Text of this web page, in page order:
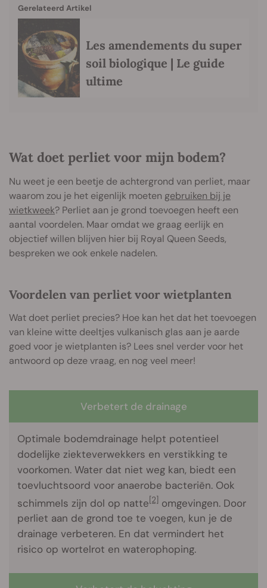
Gerelateerd Artikel
Les amendements du super
soil biologique | Le guide
ultime
Wat doet perliet voor mijn bodem?
Nu weet je een beetje de achtergrond van perliet, maar
waarom zou je het eigenlijk moeten gebruiken bij je
wietkweek? Perliet aan je grond toevoegen heeft een
aantal voordelen. Maar omdat we graag eerlijk en
objectief willen blijven hier bij Royal Queen Seeds,
bespreken we ook enkele nadelen.
Voordelen van perliet voor wietplanten
Wat doet perliet precies? Hoe kan het dat het toevoegen
van kleine witte deeltjes vulkanisch glas aan je aarde
goed voor je wietplanten is? Lees snel verder voor het
antwoord op deze vraag, en nog veel meer!
Verbetert de drainage
Optimale bodemdrainage helpt potentieel
dodelijke ziekteverwekkers en verstikking te
voorkomen. Water dat niet weg kan, biedt een
toevluchtsoord voor anaerobe bacteriën. Ook
schimmels zijn dol op natte[2] omgevingen. Door
perliet aan de grond toe te voegen, kun je de
drainage verbeteren. En dat vermindert het
risico op wortelrot en waterophoping.